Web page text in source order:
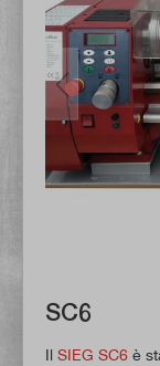
SC6
Il SIEG SC6 è